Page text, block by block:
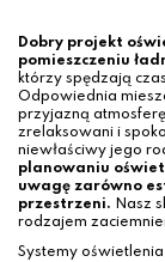
Dobry projekt
pomieszczeniu
którzy spędzają
Odpowiednia
przyjazną
zrelaksowani i
niewłaściwy jego
planowaniu
uwagę zarówno
przestrzeni. Nasz
rodzajem
Systemy